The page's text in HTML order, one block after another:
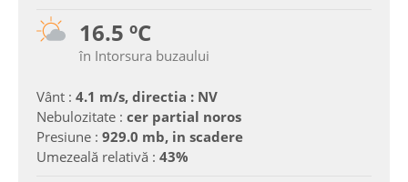
16.5 ºC
în Intorsura buzaului
Vânt : 4.1 m/s, directia : NV
Nebulozitate : cer partial noros
Presiune : 929.0 mb, in scadere
Umezeală relativă : 43%